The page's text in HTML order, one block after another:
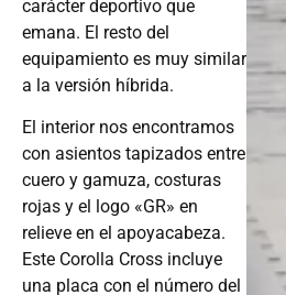
carácter deportivo que
emana. El resto del
equipamiento es muy similar
a la versión híbrida.
El interior nos encontramos
con asientos tapizados entre
cuero y gamuza, costuras
rojas y el logo «GR» en
relieve en el apoyacabeza.
Este Corolla Cross incluye
una placa con el número del